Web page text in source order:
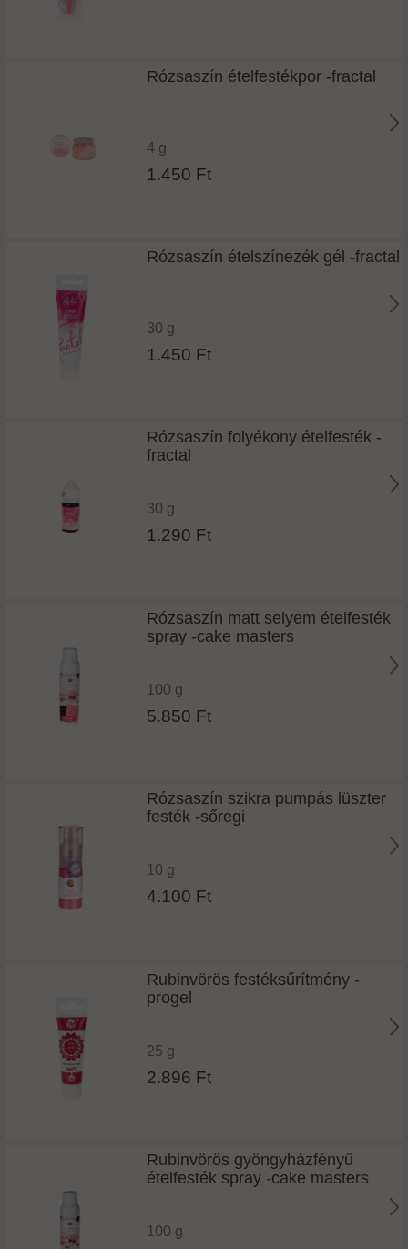
Rózsaszín ételfestékpor -fractal
4 g
1.450 Ft
Rózsaszín ételszínezék gél -fractal
30 g
1.450 Ft
Rózsaszín folyékony ételfesték -
fractal
30 g
1.290 Ft
Rózsaszín matt selyem ételfesték
spray -cake masters
100 g
5.850 Ft
Rózsaszín szikra pumpás lüszter
festék -sőregi
10 g
4.100 Ft
Rubinvörös festéksűrítmény -
progel
25 g
2.896 Ft
Rubinvörös gyöngyházfényű
ételfesték spray -cake masters
100 g